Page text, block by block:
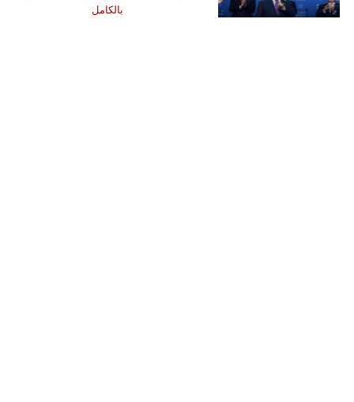
بالكامل